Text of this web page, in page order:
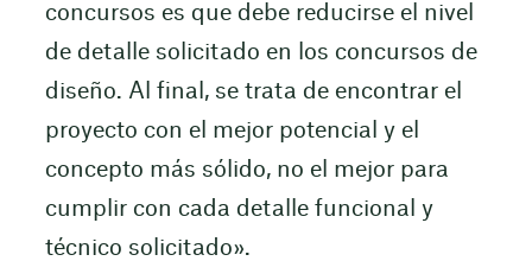
concursos es que debe reducirse el nivel
de detalle solicitado en los concursos de
diseño. Al final, se trata de encontrar el
proyecto con el mejor potencial y el
concepto más sólido, no el mejor para
cumplir con cada detalle funcional y
técnico solicitado».